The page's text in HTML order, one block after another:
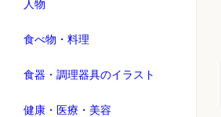
人物
食べ物・料理
食器・調理器具のイラスト
健康・医療・美容